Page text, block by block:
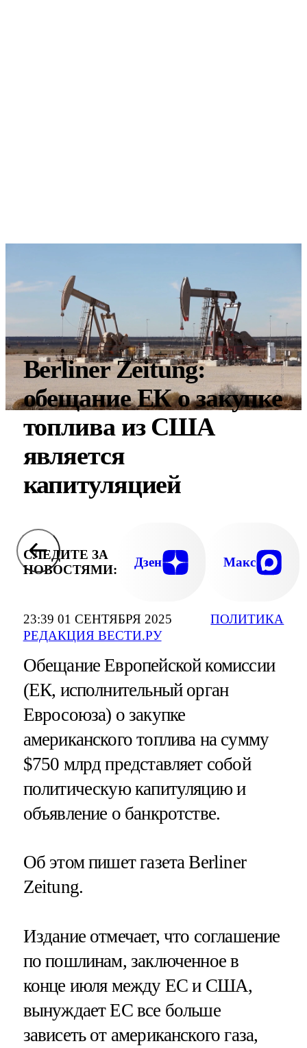
23:39 01 СЕНТЯБРЯ 2025
РЕДАКЦИЯ ВЕСТИ.РУ
ПОЛИТИКА
Berliner Zeitung:
обещание ЕК о закупке
топлива из США
является
капитуляцией
СЛЕДИТЕ ЗА
НОВОСТЯМИ:
Дзен Макс
Обещание Европейской комиссии
(ЕК, исполнительный орган
Евросоюза) о закупке
американского топлива на сумму
$750 млрд представляет собой
политическую капитуляцию и
объявление о банкротстве.
Об этом пишет газета Berliner
Zeitung.
Издание отмечает, что соглашение
по пошлинам, заключенное в
конце июля между ЕС и США,
вынуждает ЕС все больше
зависеть от американского газа,